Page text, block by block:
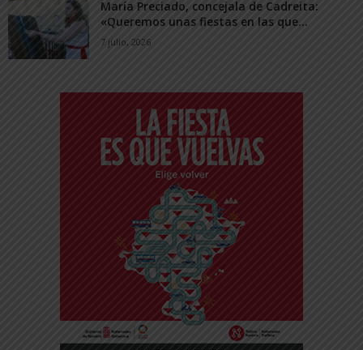
María Preciado, concejala de Cadreita:
«Queremos unas fiestas en las que...
7 julio, 2026